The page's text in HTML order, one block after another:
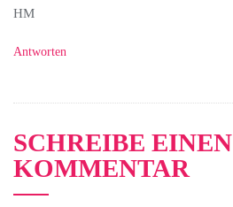
HM
Antworten
SCHREIBE EINEN
KOMMENTAR